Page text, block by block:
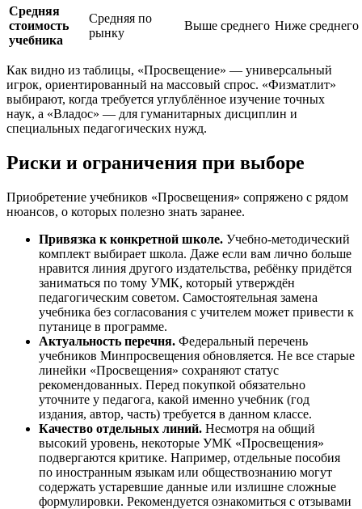
Средняя
стоимость
учебника
Средняя по
рынку
Выше среднего Ниже среднего
Как видно из таблицы, «Просвещение» — универсальный
игрок, ориентированный на массовый спрос. «Физматлит»
выбирают, когда требуется углублённое изучение точных
наук, а «Владос» — для гуманитарных дисциплин и
специальных педагогических нужд.
Риски и ограничения при выборе
Приобретение учебников «Просвещения» сопряжено с рядом
нюансов, о которых полезно знать заранее.
Привязка к конкретной школе. Учебно-методический
комплект выбирает школа. Даже если вам лично больше
нравится линия другого издательства, ребёнку придётся
заниматься по тому УМК, который утверждён
педагогическим советом. Самостоятельная замена
учебника без согласования с учителем может привести к
путанице в программе.
Актуальность перечня. Федеральный перечень
учебников Минпросвещения обновляется. Не все старые
линейки «Просвещения» сохраняют статус
рекомендованных. Перед покупкой обязательно
уточните у педагога, какой именно учебник (год
издания, автор, часть) требуется в данном классе.
Качество отдельных линий. Несмотря на общий
высокий уровень, некоторые УМК «Просвещения»
подвергаются критике. Например, отдельные пособия
по иностранным языкам или обществознанию могут
содержать устаревшие данные или излишне сложные
формулировки. Рекомендуется ознакомиться с отзывами